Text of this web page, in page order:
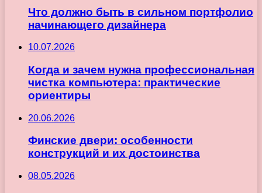
Что должно быть в сильном портфолио
начинающего дизайнера
10.07.2026
Когда и зачем нужна профессиональная
чистка компьютера: практические
ориентиры
20.06.2026
Финские двери: особенности
конструкций и их достоинства
08.05.2026